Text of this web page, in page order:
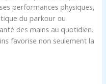
performances physiques,
du parkour ou
des mains au quotidien.
favorise non seulement la